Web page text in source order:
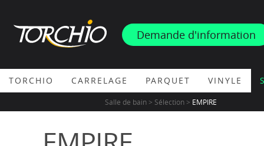
PROMOS & ACTUS Demande d'information
TORCHIO CARRELAGE PARQUET VINYLE
Salle de bain > Sélection > EMPIRE